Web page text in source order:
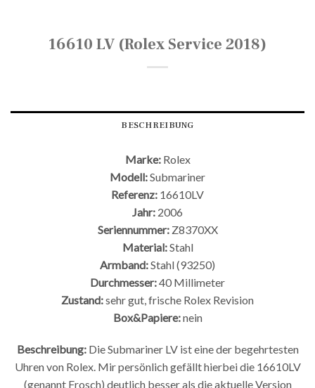
16610 LV (Rolex Service 2018)
BESCHREIBUNG
Marke:Rolex
Modell:Submariner
Referenz: 16610LV
Jahr: 2006
Seriennummer:Z8370XX
Material:Stahl
Armband:Stahl (93250)
Durchmesser:40 Millimeter
Zustand:sehr gut, frische Rolex Revision
Box&Papiere:nein
Beschreibung:Die Submariner LV ist eine der begehrtesten
Uhren von Rolex. Mir persönlich gefällt hierbei die 16610LV
(genannt Frosch) deutlich besser als die aktuelle Version